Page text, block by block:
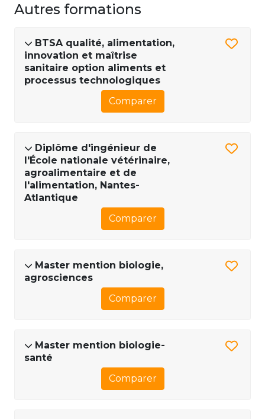
Autres formations
BTSA qualité, alimentation,
innovation et maîtrise
sanitaire option aliments et
processus technologiques
Comparer
Diplôme d'ingénieur de
l'École nationale vétérinaire,
agroalimentaire et de
l'alimentation, Nantes-
Atlantique
Comparer
Master mention biologie,
agrosciences
Comparer
Master mention biologie-
santé
Comparer